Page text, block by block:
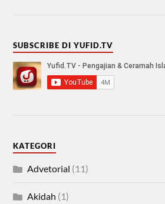
SUBSCRIBE DI YUFID.TV
KATEGORI
Advetorial (11)
Akidah (1)